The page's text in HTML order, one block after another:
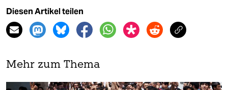
Diesen Artikel teilen
Mehr zum Thema